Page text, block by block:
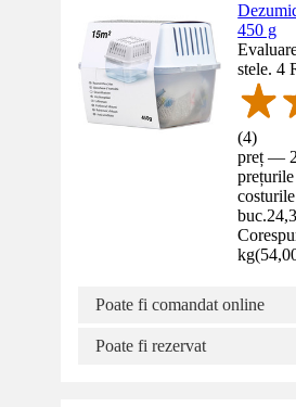
450 g
stele. 4
(4)
preț —
buc.
kg(
Poate fi comandat online
Poate fi rezervat